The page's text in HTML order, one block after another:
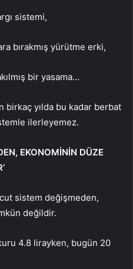
sistemi,
bırakmış yürütme erki,
bir yasama…
birkaç yılda bu kadar berbat
ilerleyemez.
EKONOMİNİN DÜZE
sistem değişmeden,
değildir.
4.8 lirayken, bugün 20